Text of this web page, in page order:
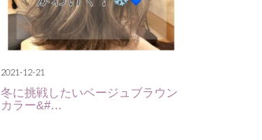
2021-12-21
冬に挑戦したいベージュブラウン
カラー&#…